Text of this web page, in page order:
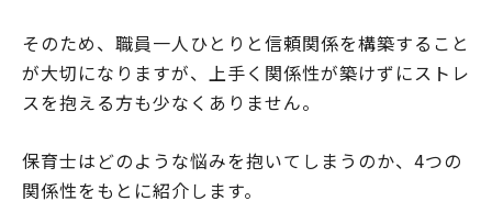
そのため、職員一人ひとりと信頼関係を構築すること
が大切になりますが、上手く関係性が築けずにストレ
スを抱える方も少なくありません。
保育士はどのような悩みを抱いてしまうのか、4つの
関係性をもとに紹介します。